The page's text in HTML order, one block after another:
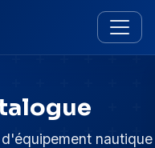
nautique